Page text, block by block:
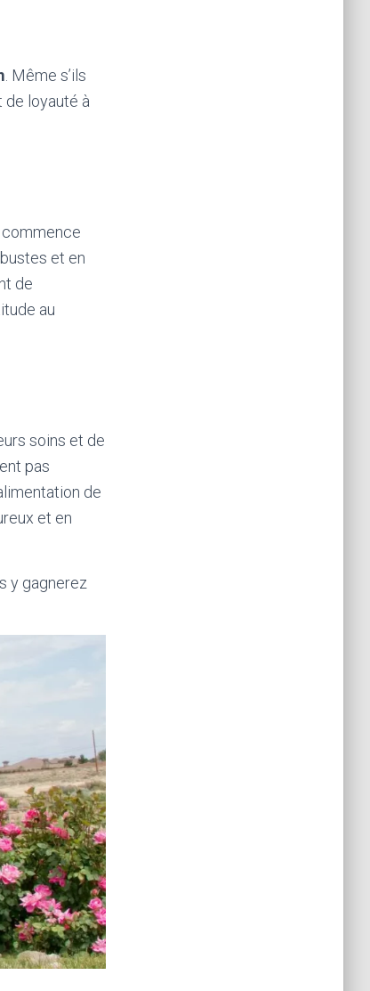
. Même s’ils
de loyauté à
commence
et en
de
au
soins et de
pas
de
et en
y gagnerez